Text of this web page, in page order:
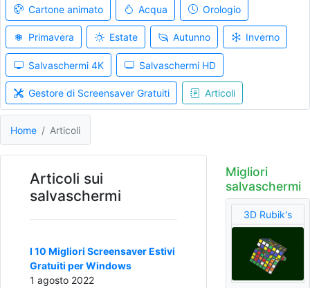
Cartone animato Acqua Orologio
Primavera Estate Autunno Inverno
Salvaschermi 4K Salvaschermi HD
Gestore di Screensaver Gratuiti Articoli
Home Articoli
Articoli sui
salvaschermi
I 10 Migliori Screensaver Estivi
Gratuiti per Windows
1 agosto 2022
Migliori
salvaschermi
3D Rubik's